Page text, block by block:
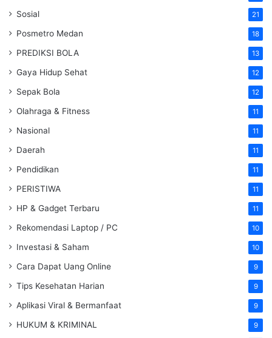
Sosial 21
Posmetro Medan 18
PREDIKSI BOLA 13
Gaya Hidup Sehat 12
Sepak Bola 12
Olahraga & Fitness 11
Nasional 11
Daerah 11
Pendidikan 11
PERISTIWA 11
HP & Gadget Terbaru 11
Rekomendasi Laptop / PC 10
Investasi & Saham 10
Cara Dapat Uang Online 9
Tips Kesehatan Harian 9
Aplikasi Viral & Bermanfaat 9
HUKUM & KRIMINAL 9